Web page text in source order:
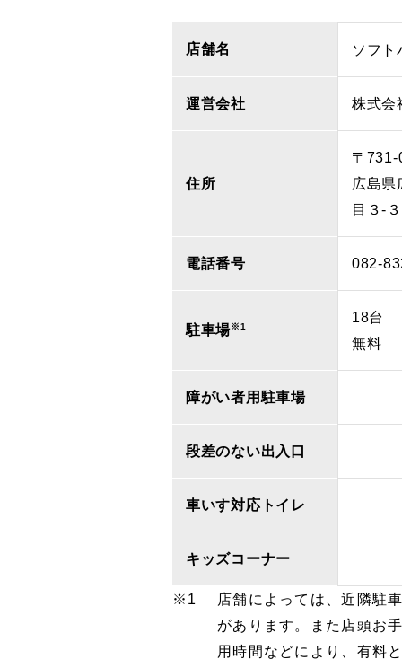
店舗名 ソフト
運営会社 株式会
住所
〒731-
広島県
目３‐
電話番号 082-
駐車場※1
18台
無料
障がい者用駐車場
段差のない出入口
車いす対応トイレ
キッズコーナー
店舗によっては、近隣駐
があります。また店頭お
用時間などにより、有料